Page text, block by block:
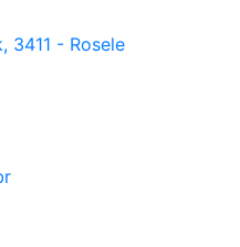
3411 - Rosele